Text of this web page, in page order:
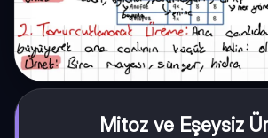
Mitoz ve Eşeysiz